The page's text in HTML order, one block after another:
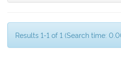
Results 1-1 of 1 (Search time: